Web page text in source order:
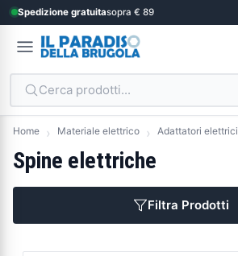
Spedizione gratuitasopra € 89
Cerca prodotti...
Home Materiale elettrico Adattatori elettrici
Spine elettriche
Filtra Prodotti